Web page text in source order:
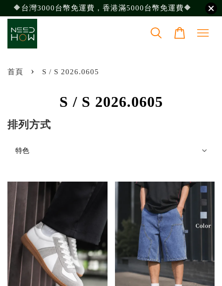
🔶台灣3000台幣免運費，香港滿5000台幣免運費🔶
首頁 › S / S 2026.0605
S / S 2026.0605
排列方式